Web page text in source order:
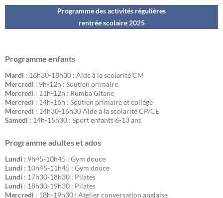
Programme des activités régulières
rentrée scolaire 2025
Programme enfants
Mardi : 16h30-18h30 : Aide à la scolarité CM
Mercredi : 9h-12h : Soutien primaire
Mercredi : 11h-12h : Rumba Gitane
Mercredi : 14h-16h : Soutien primaire et collège
Mercredi : 14h30-16h30 Aide à la scolarité CP/CE
Samedi : 14h-15h30 : Sport enfants 6-13 ans
Programme adultes et ados
Lundi : 9h45-10h45 : Gym douce
Lundi : 10h45-11h45 : Gym douce
Lundi : 17h30-18h30 : Pilates
Lundi : 18h30-19h30 : Pilates
Mercredi : 18h-19h30 : Atelier conversation anglaise